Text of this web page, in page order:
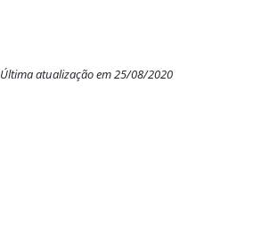
Última atualização em 25/08/2020